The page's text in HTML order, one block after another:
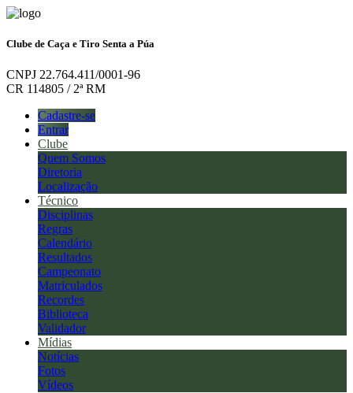
Clube de Caça e Tiro Senta a Púa
CNPJ 22.764.411/0001-96
CR 114805 / 2ª RM
Cadastre-se
Entrar
Clube
Quem Somos
Diretoria
Localização
Técnico
Disciplinas
Regras
Calendário
Resultados
Campeonato
Matriculados
Recordes
Biblioteca
Validador
Mídias
Notícias
Fotos
Vídeos